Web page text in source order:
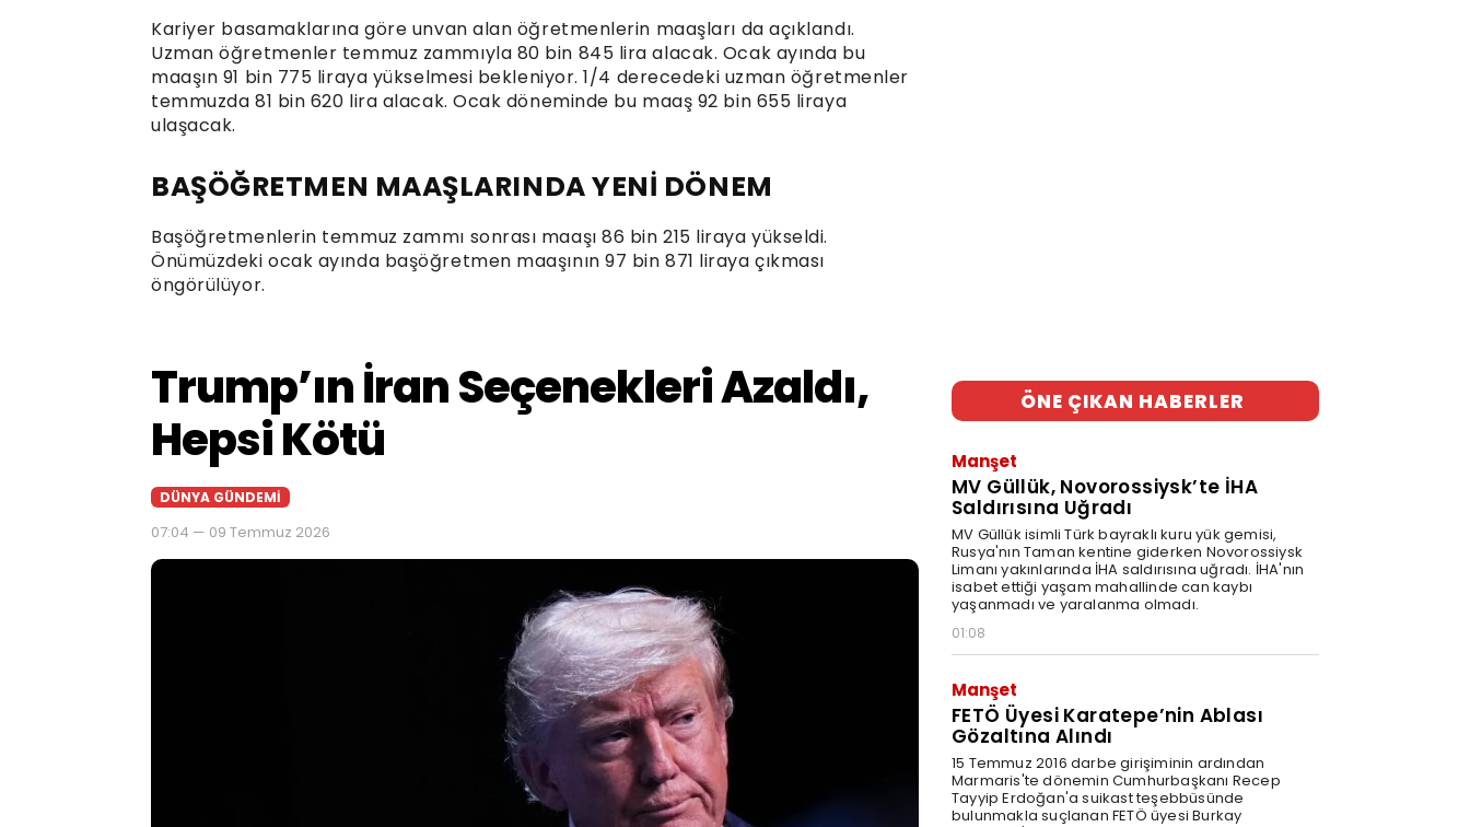
Kariyer basamaklarına göre unvan alan öğretmenlerin maaşları da açıklandı.
Uzman öğretmenler temmuz zammıyla 80 bin 845 lira alacak. Ocak ayında bu
maaşın 91 bin 775 liraya yükselmesi bekleniyor. 1/4 derecedeki uzman öğretmenler
temmuzda 81 bin 620 lira alacak. Ocak döneminde bu maaş 92 bin 655 liraya
ulaşacak.
BAŞÖĞRETMEN MAAŞLARINDA YENİ DÖNEM
Başöğretmenlerin temmuz zammı sonrası maaşı 86 bin 215 liraya yükseldi.
Önümüzdeki ocak ayında başöğretmen maaşının 97 bin 871 liraya çıkması
öngörülüyor.